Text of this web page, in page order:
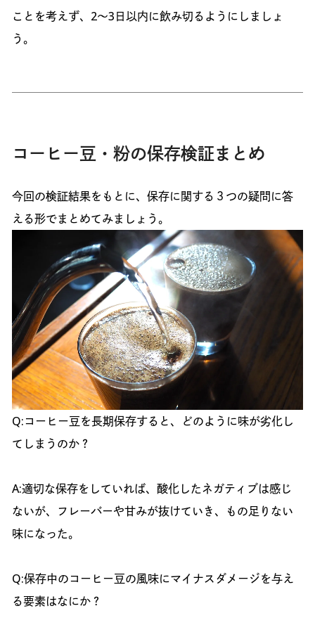
ことを考えず、2～3日以内に飲み切るようにしましょ
う。
コーヒー豆・粉の保存検証まとめ
今回の検証結果をもとに、保存に関する３つの疑問に答
える形でまとめてみましょう。
Q:コーヒー豆を長期保存すると、どのように味が劣化し
てしまうのか？
A:適切な保存をしていれば、酸化したネガティブは感じ
ないが、フレーバーや甘みが抜けていき、もの足りない
味になった。
Q:保存中のコーヒー豆の風味にマイナスダメージを与え
る要素はなにか？